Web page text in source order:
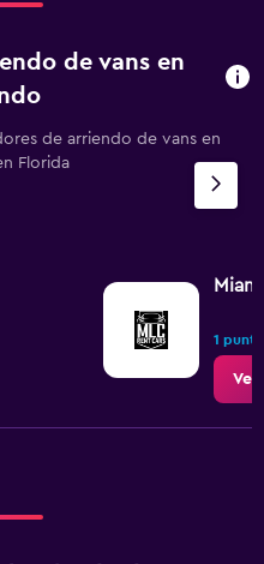
de vans en
de arriendo de vans en
Florida
1
Ver